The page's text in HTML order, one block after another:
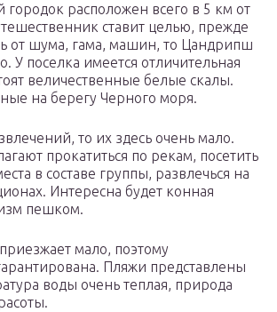
городок расположен всего в 5 км от
ставит целью, прежде
от шума, гама, машин, то Цандрипш
У поселка имеется отличительная
величественные белые скалы.
на берегу Черного моря.
то их здесь очень мало.
прокатиться по рекам, посетить
в составе группы, развлечься на
Интересна будет конная
пешком.
мало, поэтому
Пляжи представлены
воды очень теплая, природа